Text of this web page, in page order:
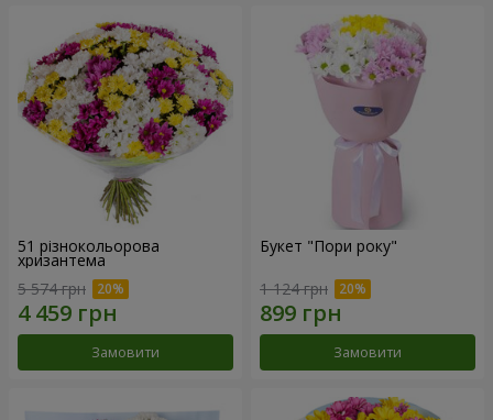
51 різнокольорова
хризантема
5 574 грн
Замовити
Букет "Пори року"
1 124 грн
Замовити